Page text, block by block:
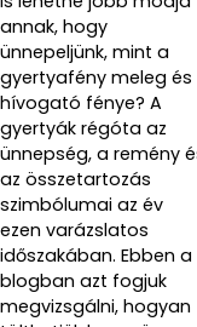
annak, hogy
ünnepeljünk, mint a
gyertyafény meleg és
hívogató fénye? A
gyertyák régóta az
ünnepség, a remény
az összetartozás
szimbólumai az év
ezen varázslatos
időszakában. Ebben a
blogban azt fogjuk
megvizsgálni, hogyan